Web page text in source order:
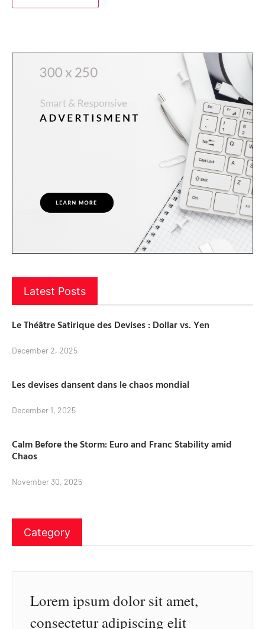
Latest Posts
Le Théâtre Satirique des Devises : Dollar vs. Yen
December 2, 2025
Les devises dansent dans le chaos mondial
December 1, 2025
Calm Before the Storm: Euro and Franc Stability amid
Chaos
November 30, 2025
Category
Lorem ipsum dolor sit amet,
consectetur adipiscing elit